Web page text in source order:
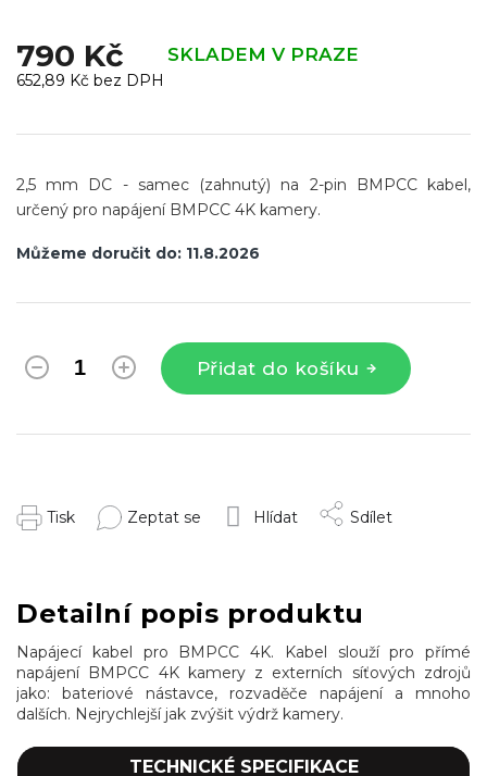
790 Kč SKLADEM V PRAZE
652,89 Kč bez DPH
cena:
Můžeme doručit do: 11.8.2026
Přidat do košíku
2,5 mm DC - samec (zahnutý) na 2-pin BMPCC kabel,
určený pro napájení BMPCC 4K kamery.
Tisk Zeptat se Hlídat Sdílet
Detailní popis produktu
Napájecí kabel pro BMPCC 4K. Kabel slouží pro přímé
napájení BMPCC 4K kamery z externích síťových zdrojů
jako: bateriové nástavce, rozvaděče napájení a mnoho
dalších. Nejrychlejší jak zvýšit výdrž kamery.
TECHNICKÉ SPECIFIKACE